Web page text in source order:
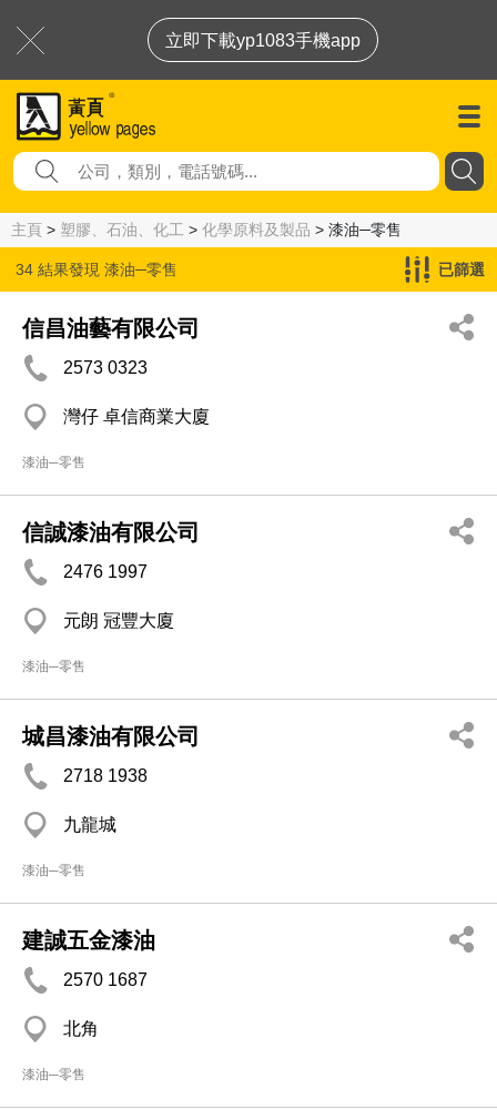
立即下載yp1083手機app
主頁 > 塑膠、石油、化工 > 化學原料及製品 > 漆油─零售
34 結果發現 漆油─零售 已篩選
信昌油藝有限公司
2573 0323
灣仔 卓信商業大廈
漆油─零售
信誠漆油有限公司
2476 1997
元朗 冠豐大廈
漆油─零售
城昌漆油有限公司
2718 1938
九龍城
漆油─零售
建誠五金漆油
2570 1687
北角
漆油─零售